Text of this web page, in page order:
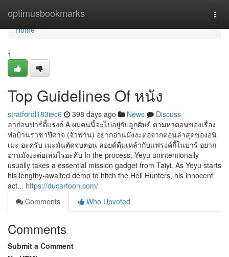
optimusbookmarks
Home
Home
1
Top Guidelines Of หนัง
stratfordl183iec6 398 days ago News
Discuss
ลาก่อนปาร์ตี้แรงก์ A ผมคนนี้จะไปอยู่กับลูกศิษย์ ตามหาตอนของเรื่อง
พ่อบ้านราชาปีศาจ (จั่วฟาน) อยากอ่านมังงะต่อจากตอนล่าสุดของอนิ
เมะ อะครับ เมะมันตัดจบตอน ลอยด์ดื่มเหล้ากับแฟรงค์กี้ในบาร์ อยาก
อ่านมังงะต่อเล่มไรอะคับ In the process, Yeyu unintentionally
usually takes a essential mission gadget from Taiyi. As Yeyu starts
his lengthy-awaited demo to hitch the Hell Hunters, his innocent
act... https://ducartoon.com/
Comments
Who Upvoted
Comments
Submit a Comment